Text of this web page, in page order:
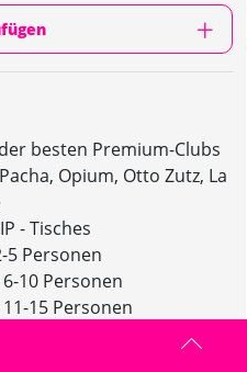
besten Premium-Clubs
Opium, Otto Zutz, La
- Tisches
5 Personen
10 Personen
15 Personen
um den den Tisch
Uhr möglich